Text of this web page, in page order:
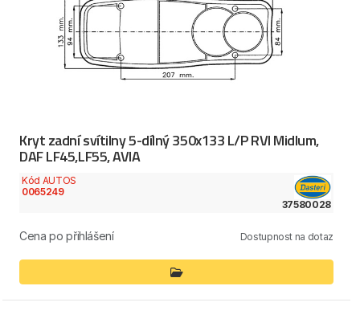
Kryt zadní svítilny 5-dílný 350x133 L/P RVI Midlum,
DAF LF45,LF55, AVIA
Kód AUTOS
0065249
37580028
Cena po přihlášení Dostupnost na dotaz